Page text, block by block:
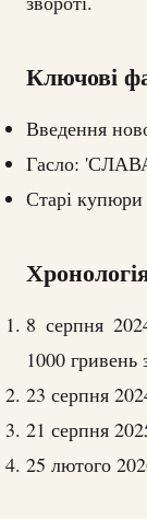
Ключові
Введення
Гасло:
Старі
8 серпня
1000
23 серпня
21 серпня
25 лютого